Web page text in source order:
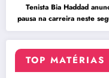
Tenista Bia Haddad
pausa na carreira neste
semestre
TOP MATÉRIAS